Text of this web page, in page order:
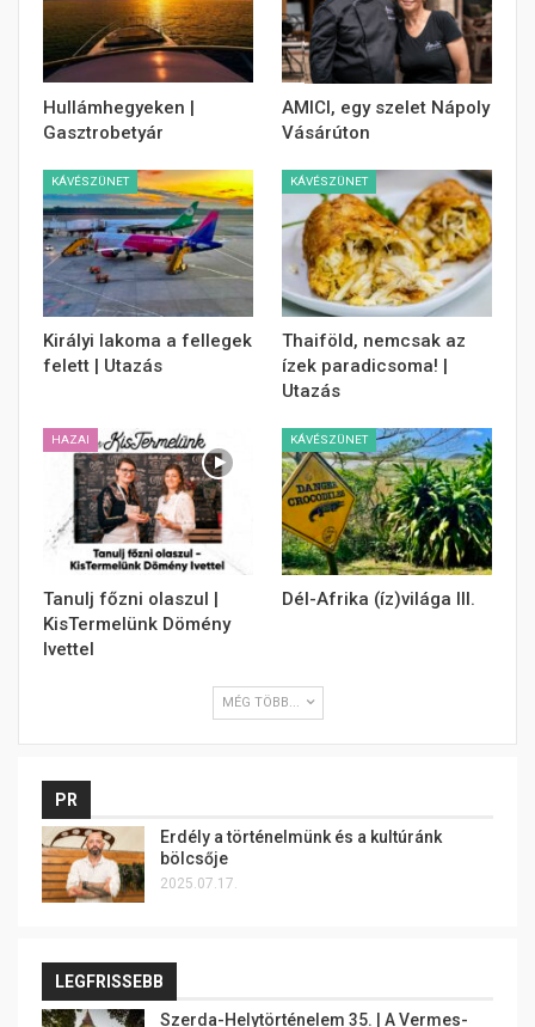
Hullámhegyeken |
Gasztrobetyár
AMICI, egy szelet Nápoly
Vásárúton
KÁVÉSZÜNET
Királyi lakoma a fellegek
felett | Utazás
KÁVÉSZÜNET
Thaiföld, nemcsak az
ízek paradicsoma! |
Utazás
HAZAI
Tanulj főzni olaszul |
KisTermelünk Dömény
Ivettel
KÁVÉSZÜNET
Dél-Afrika (íz)világa III.
MÉG TÖBB...
PR
Erdély a történelmünk és a kultúránk
bölcsője
2025.07.17.
LEGFRISSEBB
Szerda-Helytörténelem 35. | A Vermes-